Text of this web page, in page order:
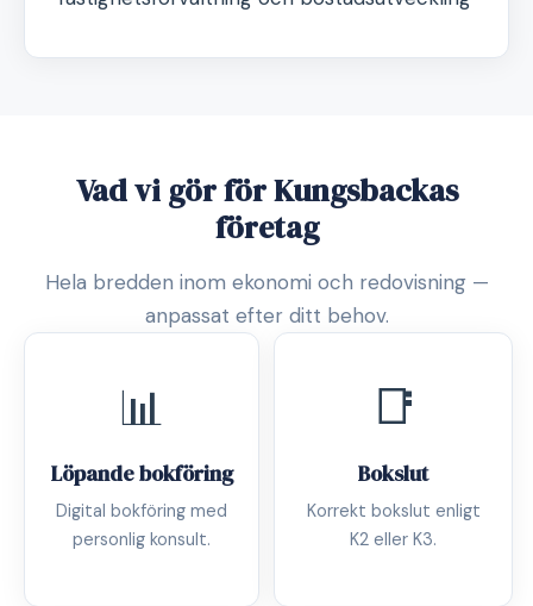
Vad vi gör för Kungsbackas
företag
Hela bredden inom ekonomi och redovisning —
anpassat efter ditt behov.
📊
Löpande bokföring
Digital bokföring med
personlig konsult.
📑
Bokslut
Korrekt bokslut enligt
K2 eller K3.